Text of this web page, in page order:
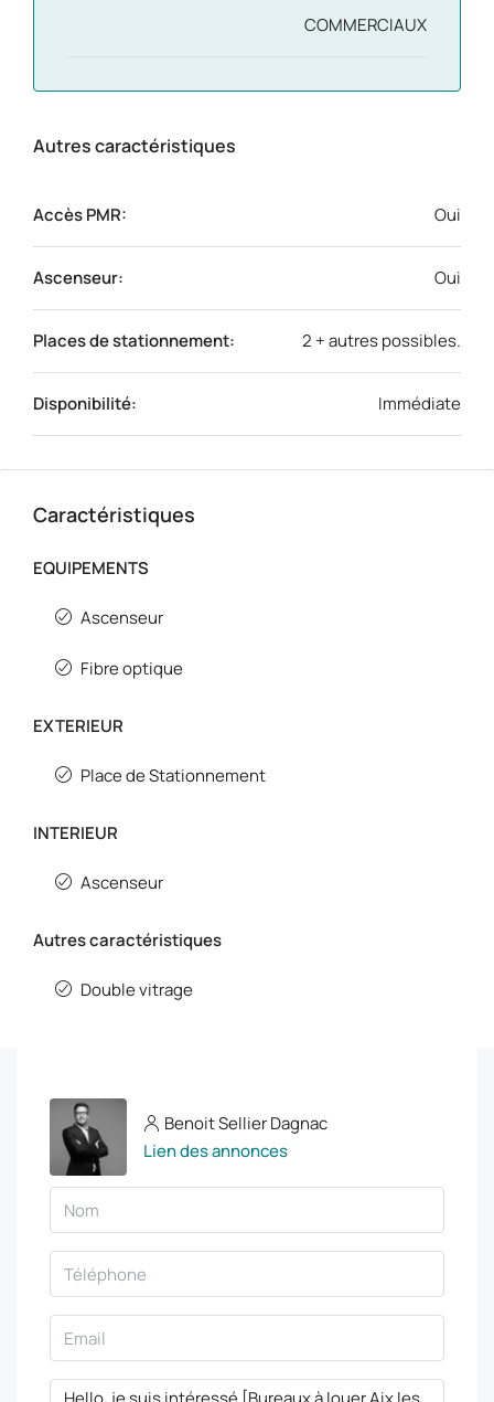
COMMERCIAUX
Autres caractéristiques
Accès PMR: Oui
Ascenseur: Oui
Places de stationnement: 2 + autres possibles.
Disponibilité: Immédiate
Caractéristiques
EQUIPEMENTS
Ascenseur
Fibre optique
EXTERIEUR
Place de Stationnement
INTERIEUR
Ascenseur
Autres caractéristiques
Double vitrage
Benoit Sellier Dagnac
Lien des annonces